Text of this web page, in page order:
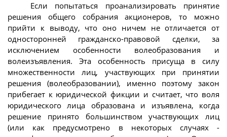
Если попытаться проанализировать принятие
решения общего собрания акционеров, то можно
прийти к выводу, что оно ничем не отличается от
односторонней гражданско-правовой сделки, за
исключением особенности волеобразования и
волеизъявления. Эта особенность присуща в силу
множественности лиц, участвующих при принятии
решения (волеобразовании), именно поэтому закон
прибегает к юридической фикции и считает, что воля
юридического лица образована и изъявлена, когда
решение принято большинством участвующих лиц
(или как предусмотрено в некоторых случаях -